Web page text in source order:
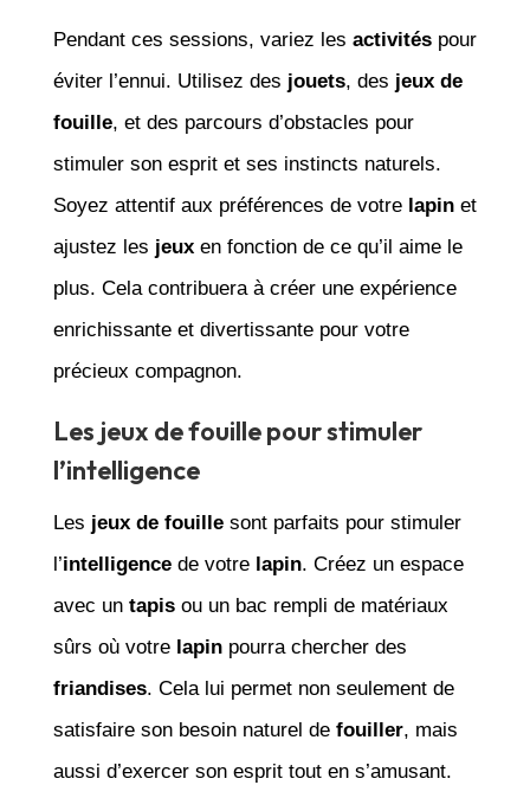
Pendant ces sessions, variez les activitéspour
éviter l’ennui. Utilisez des jouets, des jeux de
fouille, et des parcours d’obstacles pour
stimuler son esprit et ses instincts naturels.
Soyez attentif aux préférences de votre lapinet
ajustez les jeuxen fonction de ce qu’il aime le
plus. Cela contribuera à créer une expérience
enrichissante et divertissante pour votre
précieux compagnon.
Les jeux de fouille pour stimuler
l’intelligence
Les jeux de fouillesont parfaits pour stimuler
l’intelligencede votre lapin. Créez un espace
avec un tapisou un bac rempli de matériaux
sûrs où votre lapinpourra chercher des
friandises. Cela lui permet non seulement de
satisfaire son besoin naturel de fouiller, mais
aussi d’exercer son esprit tout en s’amusant.